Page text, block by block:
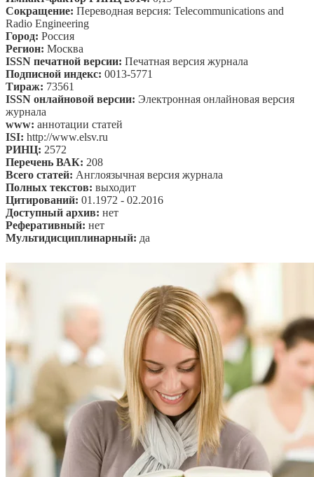
Сокращение: Переводная версия: Telecommunications and
Radio Engineering
Город: Россия
Регион: Москва
ISSN печатной версии: Печатная версия журнала
Подписной индекс: 0013-5771
Тираж: 73561
ISSN онлайновой версии: Электронная онлайновая версия
журнала
www: аннотации статей
ISI: http://www.elsv.ru
РИНЦ: 2572
Перечень ВАК: 208
Всего статей: Англоязычная версия журнала
Полных текстов: выходит
Цитирований: 01.1972 - 02.2016
Доступный архив: нет
Реферативный: нет
Мультидисциплинарный: да